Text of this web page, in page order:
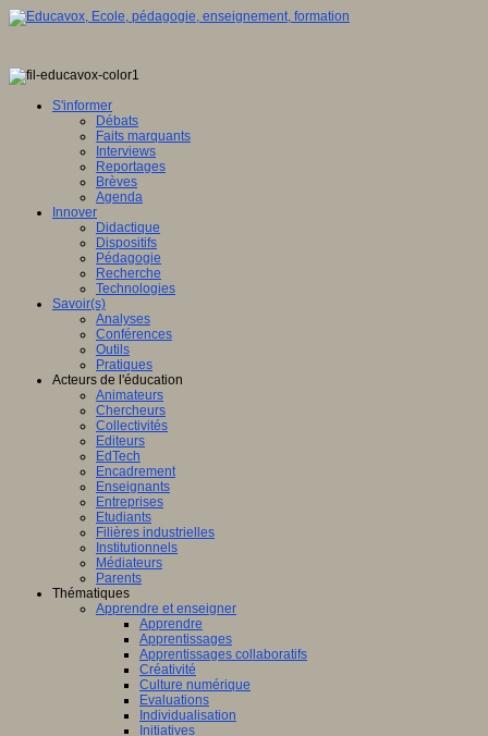
S'informer
Débats
Faits marquants
Interviews
Reportages
Brèves
Agenda
Innover
Didactique
Dispositifs
Pédagogie
Recherche
Technologies
Savoir(s)
Analyses
Conférences
Outils
Pratiques
Acteurs de l'éducation
Animateurs
Chercheurs
Collectivités
Editeurs
EdTech
Encadrement
Enseignants
Entreprises
Etudiants
Filières industrielles
Institutionnels
Médiateurs
Parents
Thématiques
Apprendre et enseigner
Apprendre
Apprentissages
Apprentissages collaboratifs
Créativité
Culture numérique
Evaluations
Individualisation
Initiatives